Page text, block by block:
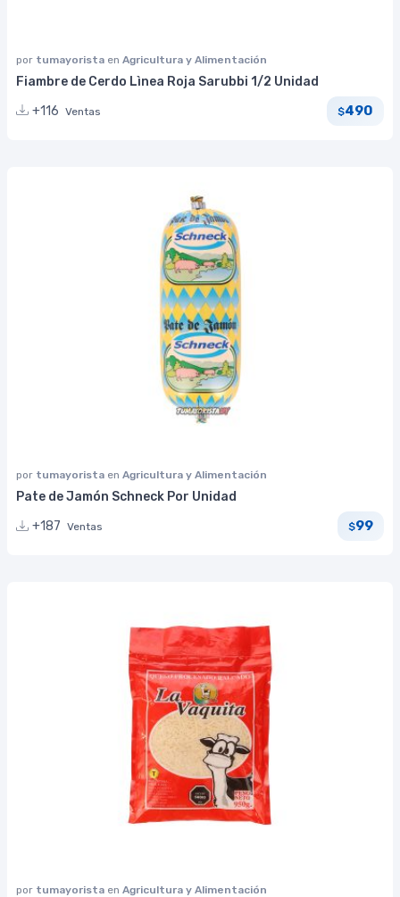
por tumayorista en Agricultura y Alimentación
Fiambre de Cerdo Lìnea Roja Sarubbi 1/2 Unidad
+116 Ventas $490
por tumayorista en Agricultura y Alimentación
Pate de Jamón Schneck Por Unidad
+187 Ventas $99
por tumayorista en Agricultura y Alimentación